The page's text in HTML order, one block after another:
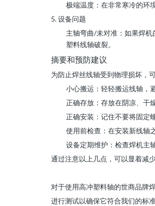
极端温度：在非常寒冷的环
5. 设备问题
主轴弯曲/未对准：如果焊
塑料线轴破裂。
摘要和预防建议
为防止焊丝线轴受到物理损坏，
小心搬运：轻轻搬运线轴，
正确存放：存放在阴凉、干
正确安装：记住不要将固定
使用前检查：在安装新线轴
设备定期维护：检查焊机主
通过注意以上几点，可以显着减
对于使用高冲塑料轴的世商品牌
进行测试以确保它符合我们的标准